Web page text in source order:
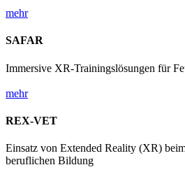
mehr
SAFAR
Immersive XR-Trainingslösungen für
mehr
REX-VET
Einsatz von Extended Reality (XR)
beruflichen Bildung